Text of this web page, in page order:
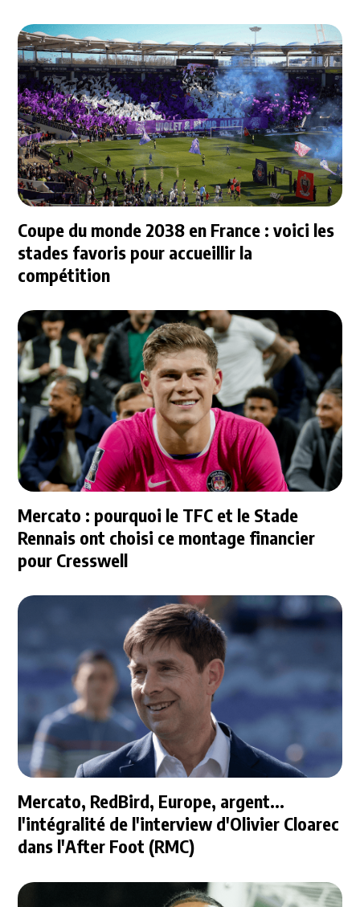
Coupe du monde 2038 en France : voici les
stades favoris pour accueillir la
compétition
Mercato : pourquoi le TFC et le Stade
Rennais ont choisi ce montage financier
pour Cresswell
Mercato, RedBird, Europe, argent...
l'intégralité de l'interview d'Olivier Cloarec
dans l'After Foot (RMC)